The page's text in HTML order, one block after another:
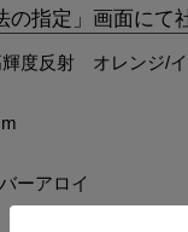
指定」画面にて
輝度反射 オレンジ/
ーアロイ